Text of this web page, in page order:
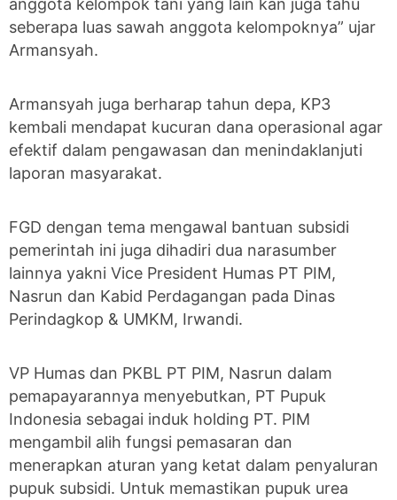
anggota kelompok tani yang lain kan juga tahu
seberapa luas sawah anggota kelompoknya” ujar
Armansyah.
Armansyah juga berharap tahun depa, KP3
kembali mendapat kucuran dana operasional agar
efektif dalam pengawasan dan menindaklanjuti
laporan masyarakat.
FGD dengan tema mengawal bantuan subsidi
pemerintah ini juga dihadiri dua narasumber
lainnya yakni Vice President Humas PT PIM,
Nasrun dan Kabid Perdagangan pada Dinas
Perindagkop & UMKM, Irwandi.
VP Humas dan PKBL PT PIM, Nasrun dalam
pemapayarannya menyebutkan, PT Pupuk
Indonesia sebagai induk holding PT. PIM
mengambil alih fungsi pemasaran dan
menerapkan aturan yang ketat dalam penyaluran
pupuk subsidi. Untuk memastikan pupuk urea